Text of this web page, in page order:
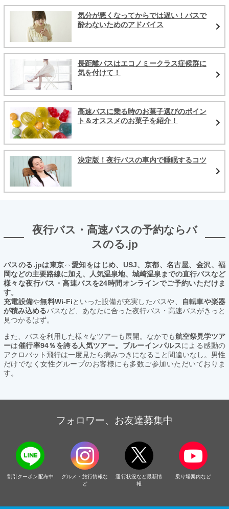
気分が悪くなってからでは遅い！バスで
酔わないためのアドバイス
長距離バスはエコノミークラス症候群に
気を付けて！
高速バスに乗る時のお菓子選びのポイン
ト＆オススメのお菓子を紹介！
決定版！夜行バスの車内で睡眠するコツ
夜行バス・高速バスの予約ならバ
スのる.jp
バスのる.jpは東京⇔愛知をはじめ、USJ、京都、名古屋、金沢、福
岡などの主要路線に加え、人気温泉地、城崎温泉までの直行バスなど
様々な夜行バス・高速バスを24時間オンラインでご予約いただけま
す。
充電設備や無料Wi-Fiといった設備が充実したバスや、
自転車や楽器
が積み込めるバスなど、あなたに合った夜行バス・高速バスがきっと
見つかるはず。
また、バスを利用した様々なツアーも展開。なかでも航空祭見学ツア
ーは催行率94％を誇る人気ツアー。ブルーインパルスによる感動の
アクロバット飛行は一度見たら病みつきになること間違いなし。男性
だけでなく女性グループのお客様にも多数ご参加いただいておりま
す。
フォロワー、お友達募集中
割引クーポン配布中
グルメ・旅行情報な
ど
運行状況など最新情
報
乗り場案内など